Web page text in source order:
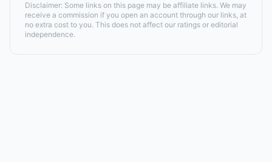
Disclaimer: Some links on this page may be affiliate links. We may
receive a commission if you open an account through our links, at
no extra cost to you. This does not affect our ratings or editorial
independence.